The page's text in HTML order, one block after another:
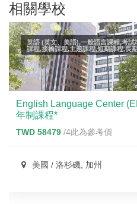
相關學校
英語 (英文、美語),一般語言課程,考
課程,接橋課程,主題課程,短期課程,長
English Language Center
年制課程*
TWD 58479 /4此為參考價
美國 / 洛杉磯, 加州